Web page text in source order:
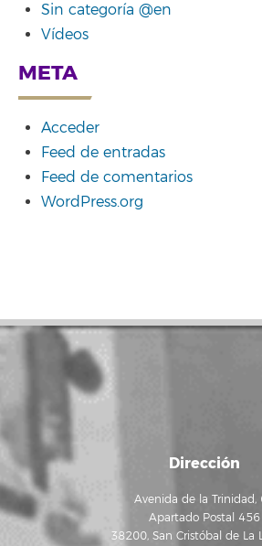
Sin categoría @en
Vídeos
META
Acceder
Feed de entradas
Feed de comentarios
WordPress.org
Dirección
Avenida de la Trinidad,
Apartado Postal 456
38200, San Cristóbal de La